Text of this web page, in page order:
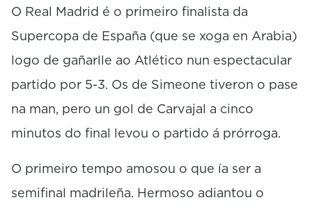
o
d
O Real Madrid é o primeiro finalista da
Supercopa de España (que se xoga en Arabia)
logo de gañarlle ao Atlético nun espectacular
partido por 5-3. Os de Simeone tiveron o pase
na man, pero un gol de Carvajal a cinco
minutos do final levou o partido á prórroga.
O primeiro tempo amosou o que ía ser a
semifinal madrileña. Hermoso adiantou o